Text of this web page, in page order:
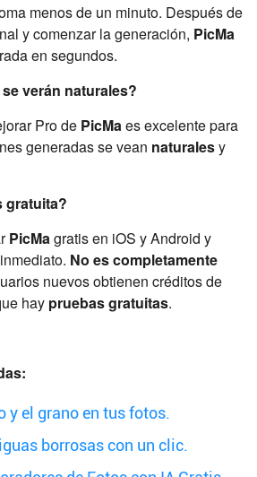
menos de un minuto. Después de
y comenzar la generación, PicMa
en segundos.
verán naturales?
Pro de PicMaes excelente para
generadas se vean naturalesy
gratuita?
PicMagratis en iOS y Android y
No es completamente
nuevos obtienen créditos de
hay pruebas gratuitas.
y el grano en tus fotos.
borrosas con un clic.